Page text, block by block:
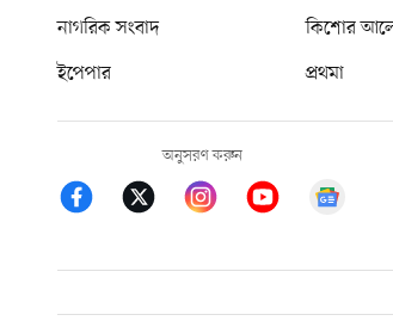
নাগরিক সংবাদ কিশোর
ইপেপার
প্রথমা
অনুসরণ করুন